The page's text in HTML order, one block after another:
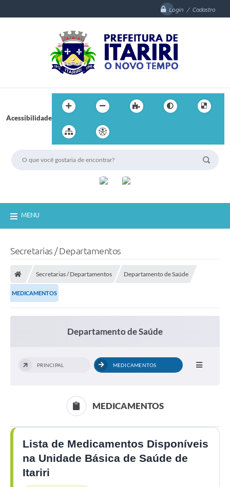
Login / Cadastro
Acessibilidade
MENU
Secretarias / Departamentos
Secretarias / Departamentos Departamento de Saúde
MEDICAMENTOS
Departamento de Saúde
PRINCIPAL MEDICAMENTOS
MEDICAMENTOS
Lista de Medicamentos Disponíveis
na Unidade Básica de Saúde de
Itariri